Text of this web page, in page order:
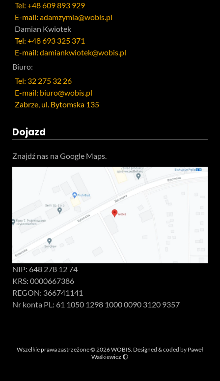
Tel: +48 609 893 929
E-mail: adamzymla@wobis.pl
Damian Kwiotek
Tel: +48 693 325 371
E-mail: damiankwiotek@wobis.pl
Biuro:
Tel: 32 275 32 26
E-mail: biuro@wobis.pl
Zabrze, ul. Bytomska 135
Dojazd
Znajdź nas na Google Maps.
NIP: 648 278 12 74
KRS: 0000667386
REGON: 366741141
Nr konta PL: 61 1050 1298 1000 0090 3120 9357
Wszelkie prawa zastrzeżone © 2026 WOBIS. Designed & coded by Paweł
Waśkiewicz 🌔